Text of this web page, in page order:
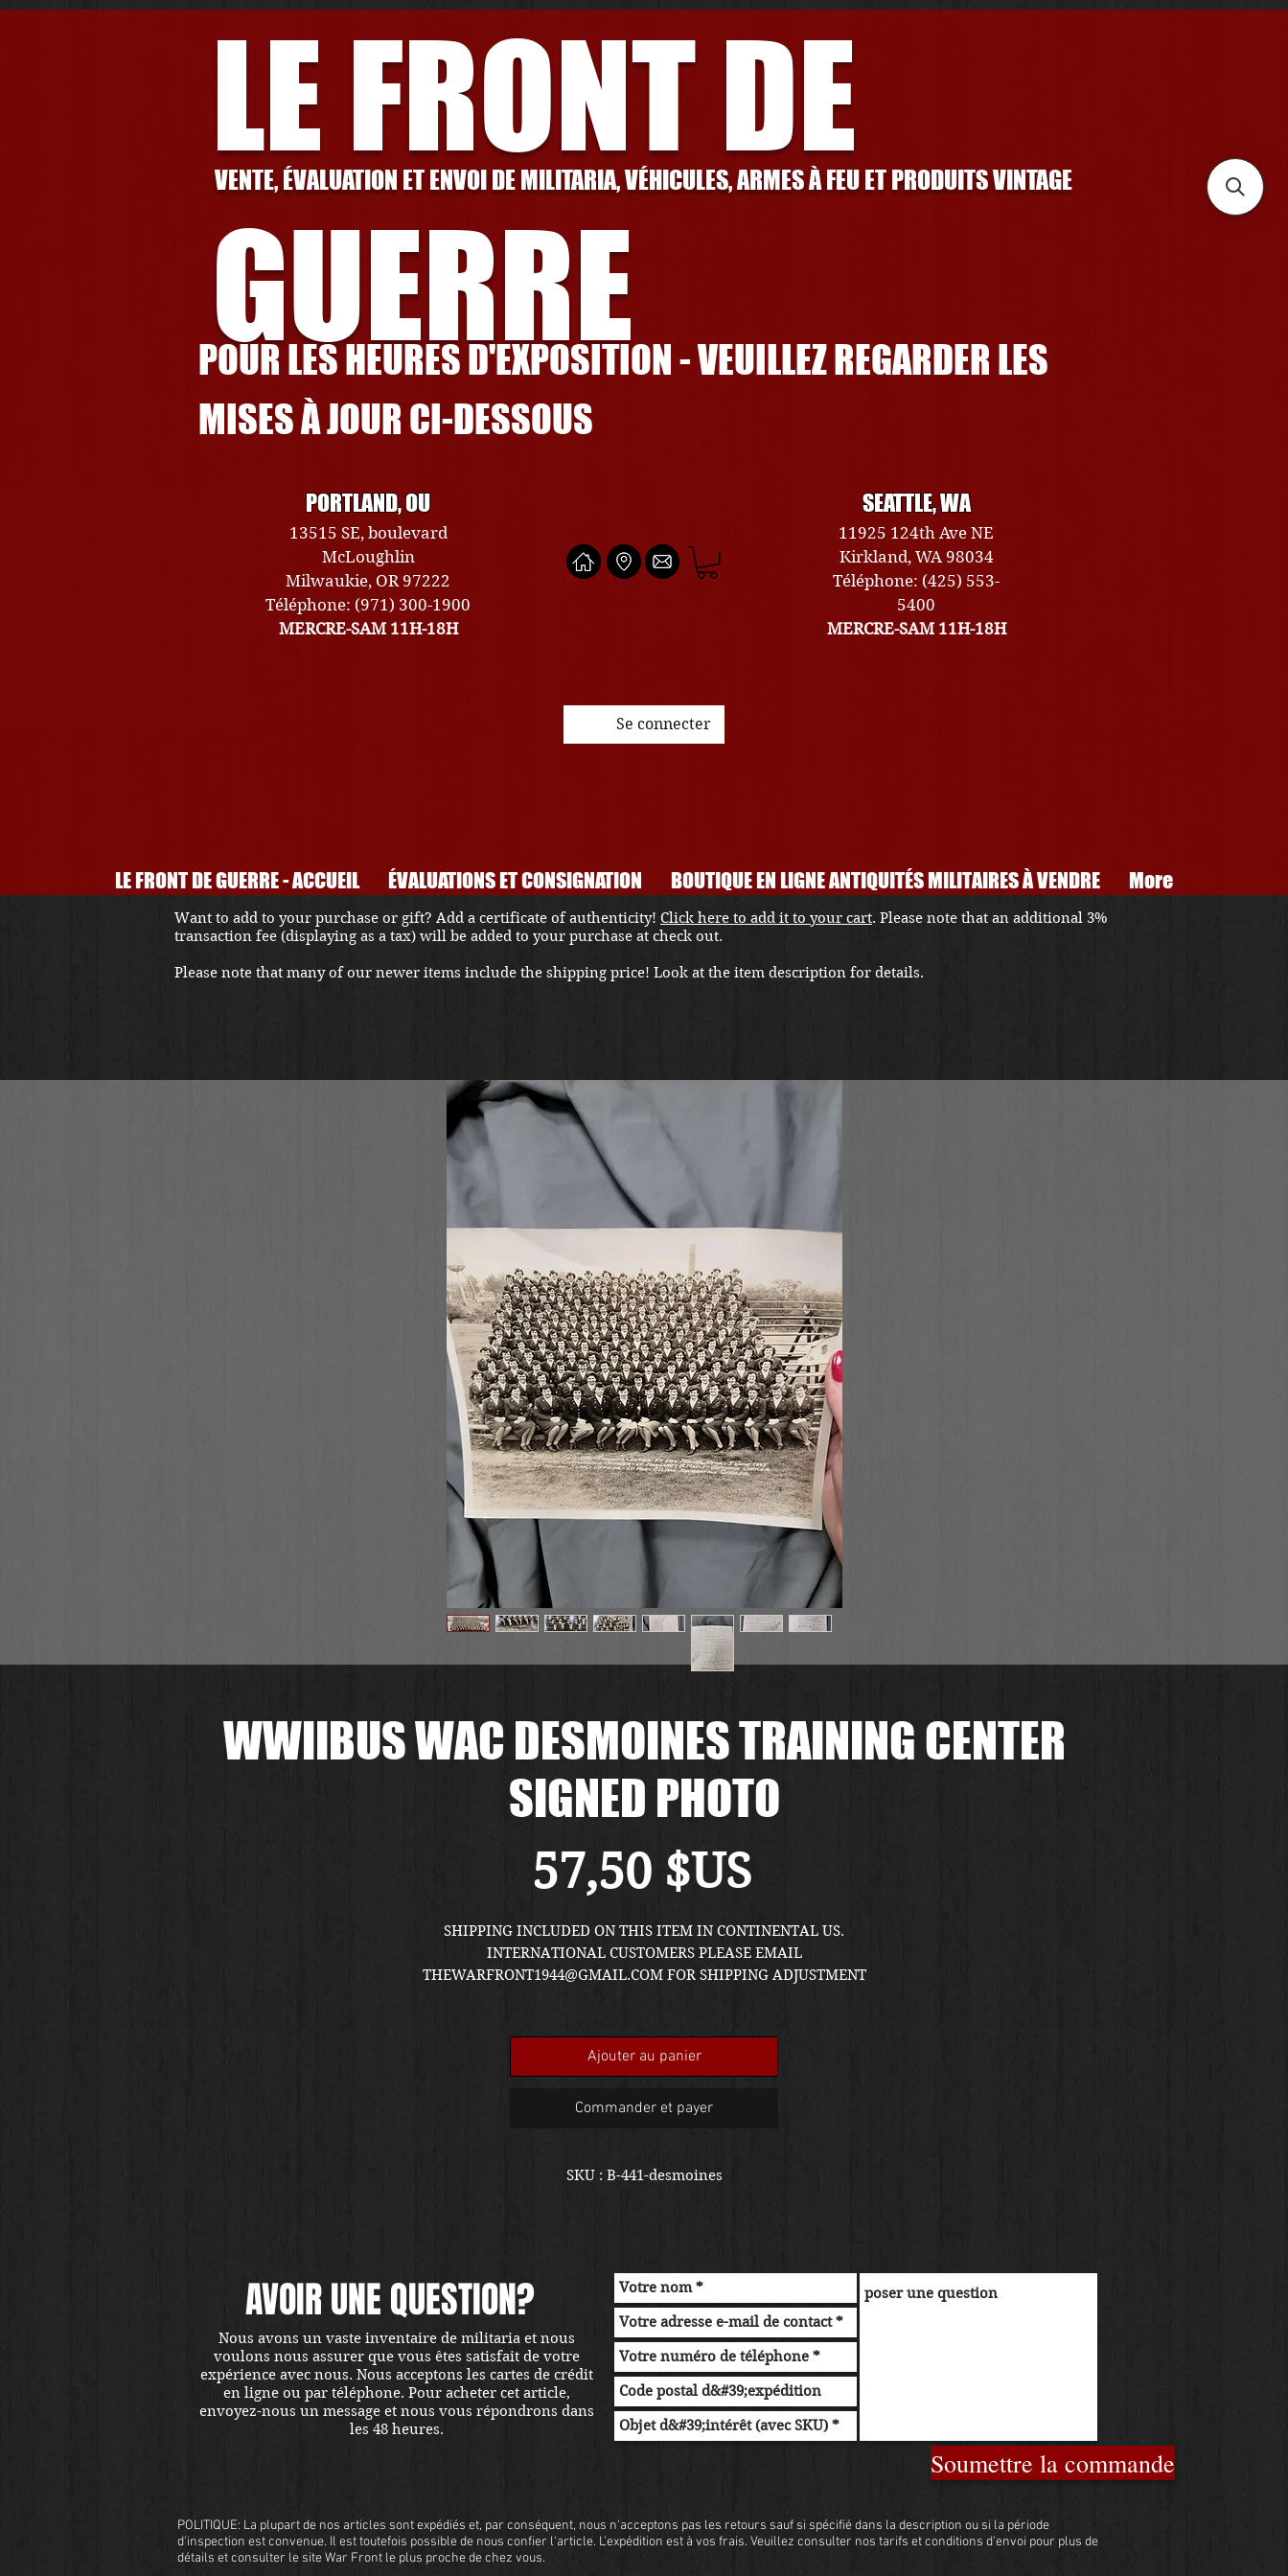
LE FRONT DE
GUERRE
VENTE, ÉVALUATION ET ENVOI DE MILITARIA, VÉHICULES, ARMES À FEU ET PRODUITS VINTAGE
POUR LES HEURES D'EXPOSITION - VEUILLEZ REGARDER LES
MISES À JOUR CI-DESSOUS
PORTLAND, OU
13515 SE, boulevard
McLoughlin
Milwaukie, OR 97222
Téléphone: (971) 300-1900
MERCRE-SAM 11H-18H
SEATTLE, WA
11925 124th Ave NE
Kirkland, WA 98034
Téléphone: (425) 553-
5400
MERCRE-SAM 11H-18H
Se connecter
LE FRONT DE GUERRE - ACCUEIL ÉVALUATIONS ET CONSIGNATION BOUTIQUE EN LIGNE ANTIQUITÉS MILITAIRES À VENDRE More
WWIIBUS WAC DESMOINES TRAINING CENTER
SIGNED PHOTO
57,50 $USPrix
SHIPPING INCLUDED ON THIS ITEM IN CONTINENTAL US.
INTERNATIONAL CUSTOMERS PLEASE EMAIL
THEWARFRONT1944@GMAIL.COM FOR SHIPPING ADJUSTMENT
Ajouter au panier
Commander et payer
SKU : B-441-desmoines
Want to add to your purchase or gift? Add a certificate of authenticity! Click here to add it to your cart. Please note that an additional 3%
transaction fee (displaying as a tax) will be added to your purchase at check out.
Please note that many of our newer items include the shipping price! Look at the item description for details.
AVOIR UNE QUESTION?
Nous avons un vaste inventaire de militaria et nous
voulons nous assurer que vous êtes satisfait de votre
expérience avec nous. Nous acceptons les cartes de crédit
en ligne ou par téléphone. Pour acheter cet article,
envoyez-nous un message et nous vous répondrons dans
les 48 heures.
Soumettre la commande
POLITIQUE: La plupart de nos articles sont expédiés et, par conséquent, nous n'acceptons pas les retours sauf si spécifié dans la description ou si la période
d'inspection est convenue. Il est toutefois possible de nous confier l'article. L'expédition est à vos frais. Veuillez consulter nos tarifs et conditions d'envoi pour plus de
détails et consulter le site War Front le plus proche de chez vous.